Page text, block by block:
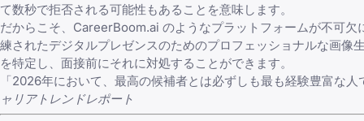
て数秒で拒否される可能性もあることを意味します。
だからこそ、 CareerBoom.ai のようなプラットフォームが不可
練されたデジタルプレゼンスのためのプロフェッショナルな画
を特定し、面接前にそれに対処することができます。
「2026年において、最高の候補者とは必ずしも最も経験豊富な
ャリアトレンドレポート